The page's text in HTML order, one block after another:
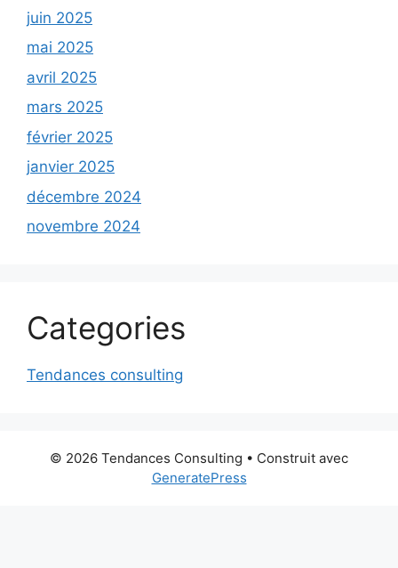
juin 2025
mai 2025
avril 2025
mars 2025
février 2025
janvier 2025
décembre 2024
novembre 2024
Categories
Tendances consulting
© 2026 Tendances Consulting • Construit avec
GeneratePress